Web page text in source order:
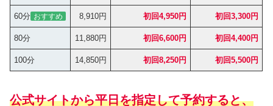
60分 おすすめ 8,910円 初回4,950円 初回3,300円
80分 11,880円 初回6,600円 初回4,400円
100分 14,850円 初回8,250円 初回5,500円
公式サイトから平日を指定して予約すると、